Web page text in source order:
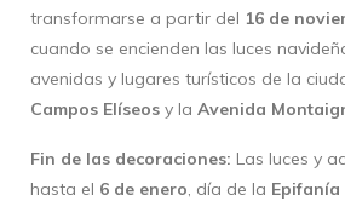
transformarse a partir del 16 de
cuando se encienden las luces
avenidas y lugares turísticos de la
Campos Elíseos y la Avenida
Fin de las decoraciones: Las luces y
hasta el 6 de enero, día de la Epifanía